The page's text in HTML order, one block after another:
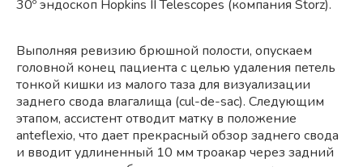
30º эндоскоп Hopkins II Telescopes (компания Storz).
Выполняя ревизию брюшной полости, опускаем
головной конец пациента с целью удаления петель
тонкой кишки из малого таза для визуализации
заднего свода влагалища (cul-de-sac). Следующим
этапом, ассистент отводит матку в положение
anteflexio, что дает прекрасный обзор заднего свода
и вводит удлиненный 10 мм троакар через задний